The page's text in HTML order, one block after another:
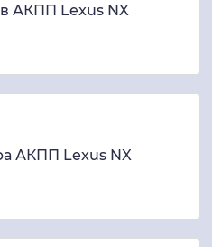
АКПП Lexus NX
АКПП Lexus NX